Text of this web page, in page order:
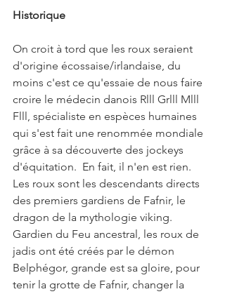
Historique
On croit à tord que les roux seraient
d'origine écossaise/irlandaise, du
moins c'est ce qu'essaie de nous faire
croire le médecin danois Rlll Grlll Mlll
Flll, spécialiste en espèces humaines
qui s'est fait une renommée mondiale
grâce à sa découverte des jockeys
d'équitation.  En fait, il n'en est rien.
Les roux sont les descendants directs
des premiers gardiens de Fafnir, le
dragon de la mythologie viking.
Gardien du Feu ancestral, les roux de
jadis ont été créés par le démon
Belphégor, grande est sa gloire, pour
tenir la grotte de Fafnir, changer la